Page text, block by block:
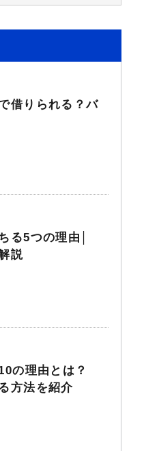
借りられる？バ
る5つの理由│
説
の理由とは？
方法を紹介